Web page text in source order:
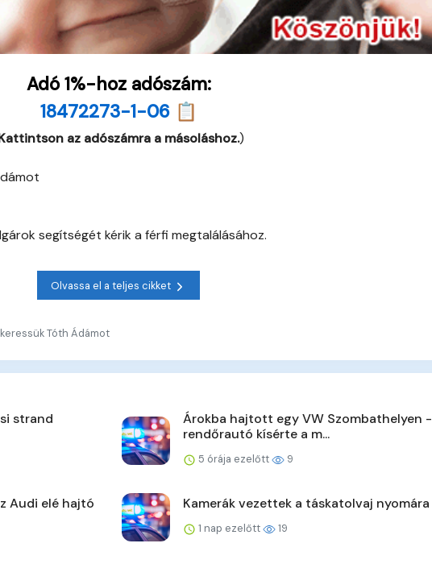
Adó 1%-hoz adószám:
18472273-1-06 📋
az adószámra a másoláshoz.)
segítségét kérik a férfi megtalálásához.
Olvassa el a teljes cikket
Tóth Ádámot
strand
Árokba hajtott egy VW Szombathelyen -
rendőrautó kísérte a m...
5 órája ezelőtt 9
Audi elé hajtó
Kamerák vezettek a táskatolvaj nyomára
1 nap ezelőtt 19